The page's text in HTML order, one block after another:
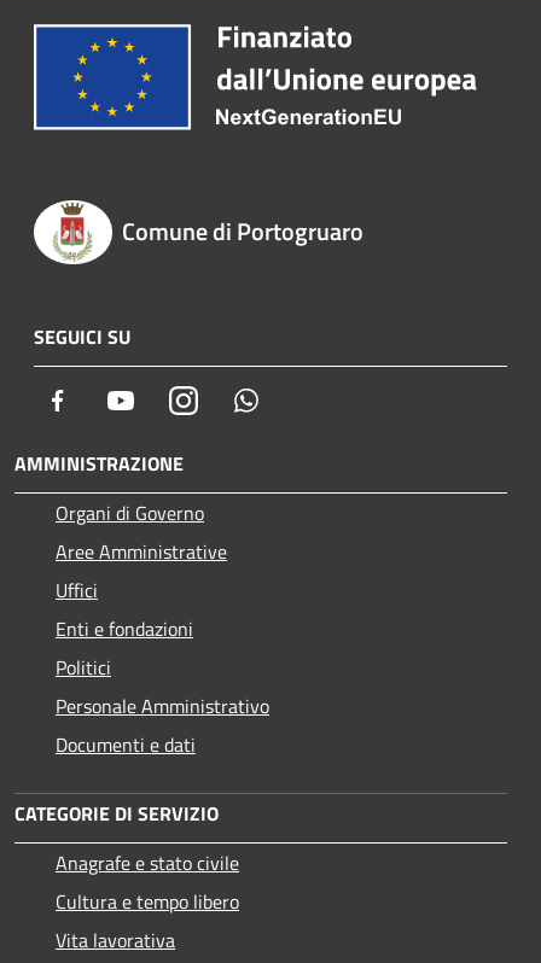
Comune di Portogruaro
SEGUICI SU
Facebook YoutubeInstagram
AMMINISTRAZIONE
Organi di Governo
Aree Amministrative
Uffici
Enti e fondazioni
Politici
Personale Amministrativo
Documenti e dati
CATEGORIE DI SERVIZIO
Anagrafe e stato civile
Cultura e tempo libero
Vita lavorativa